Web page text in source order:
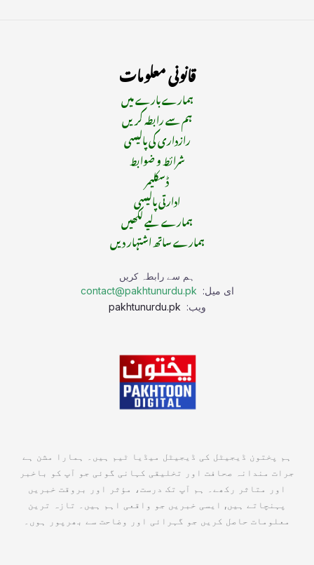
قانونی معلومات
ہمارے بارے میں
ہم سے رابطہ کریں
رازداری کی پالیسی
شرائط و ضوابط
ڈسکلیمر
ادارتی پالیسی
ہمارے لیے لکھیں
ہمارے ساتھ اشتہار دیں
ہم سے رابطہ کریں
ای میل: contact@pakhtunurdu.pk
ویب:
ہم پختون ڈیجیٹل کی ڈیجیٹل میڈیا ٹیم ہیں۔ ہمارا مشن ہے
جرات مندانہ صحافت اور تخلیقی کہانی گوئی جو آپ کو باخبر
اور متاثر رکھے۔ ہم آپ تک درست، مؤثر اور بروقت خبریں
پہنچاتے ہیں, ایسی خبریں جو واقعی اہم ہیں۔ تازہ ترین
معلومات حاصل کریں جو گہرائی اور وضاحت سے بھرپور ہوں۔